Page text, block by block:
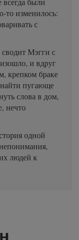
то изменилось:
с
Мэгги с
и вдруг
крепком браке
пугающе
слова в дом,
нечто
одной
людей к